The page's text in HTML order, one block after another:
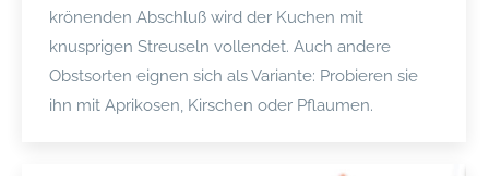
krönenden Abschluß wird der Kuchen mit
knusprigen Streuseln vollendet. Auch andere
Obstsorten eignen sich als Variante: Probieren sie
ihn mit Aprikosen, Kirschen oder Pflaumen.